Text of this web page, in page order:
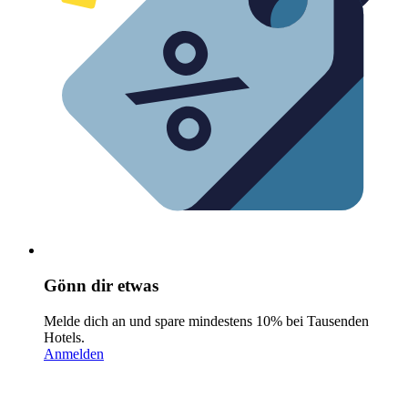
Gönn dir etwas
Melde dich an und spare mindestens 10% bei Tausenden
Hotels.
Anmelden